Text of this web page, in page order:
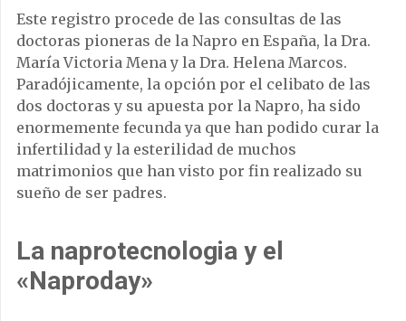
Este registro procede de las consultas de las
doctoras pioneras de la Napro en España, la Dra.
María Victoria Mena y la Dra. Helena Marcos.
Paradójicamente, la opción por el celibato de las
dos doctoras y su apuesta por la Napro, ha sido
enormemente fecunda ya que han podido curar la
infertilidad y la esterilidad de muchos
matrimonios que han visto por fin realizado su
sueño de ser padres.
La naprotecnologia y el
«Naproday»